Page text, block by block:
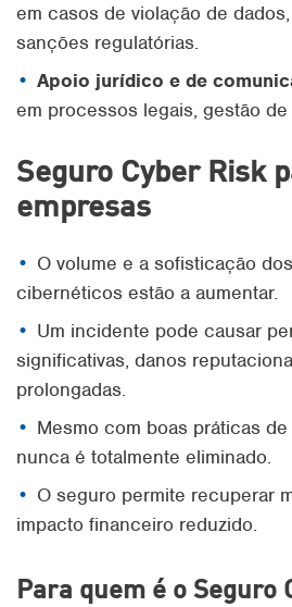
em casos de violação de
sanções regulatórias.
Apoio jurídico e de
em processos legais, gestão
Seguro Cyber Risk
empresas
O volume e a sofisticação
cibernéticos estão a aumentar.
Um incidente pode causar
significativas, danos
prolongadas.
Mesmo com boas práticas
nunca é totalmente eliminado.
O seguro permite recuperar
impacto financeiro reduzido.
Para quem é oSeguro